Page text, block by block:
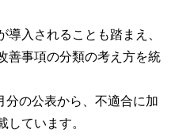
導入されることも踏まえ、
善事項の分類の考え方を統
分の公表から、不適合に加
しています。